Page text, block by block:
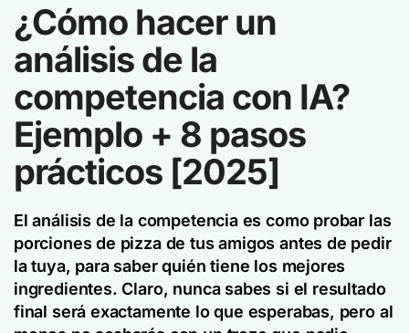
¿Cómo hacer un
análisis de la
competencia con IA?
Ejemplo + 8 pasos
prácticos [2025]
El análisis de la competencia es como probar las
porciones de pizza de tus amigos antes de pedir
la tuya, para saber quién tiene los mejores
ingredientes. Claro, nunca sabes si el resultado
final será exactamente lo que esperabas, pero al